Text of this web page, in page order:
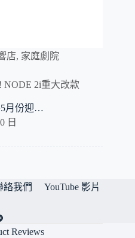
店, 家庭劇院
NODE 2i重大改款
5月份迎…
日
絡我們 YouTube 影片
Reviews